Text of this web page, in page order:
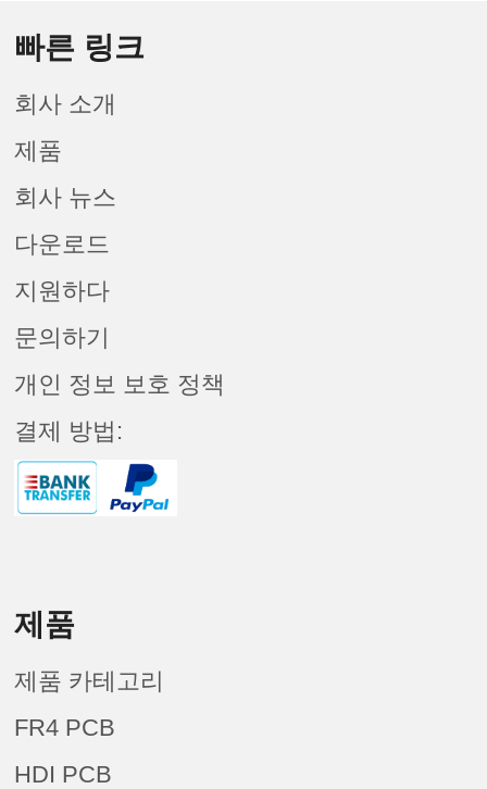
빠른 링크
회사 소개
제품
회사 뉴스
다운로드
지원하다
문의하기
개인 정보 보호 정책
결제 방법:
제품
제품 카테고리
FR4 PCB
HDI PCB